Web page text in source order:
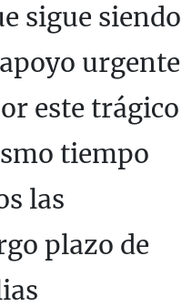
sigue siendo
urgente
este trágico
tiempo
las
plazo de